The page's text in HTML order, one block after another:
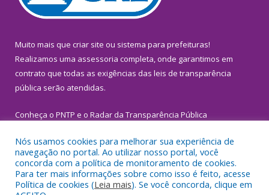
Muito mais que criar site ou sistema para prefeituras!
Realizamos uma assessoria completa, onde garantimos em
contrato que todas as exigências das leis de transparência
pública serão atendidas.
Conheça o PNTP e o Radar da Transparência Pública
Todos os direitos reservados a Prefeitura Municipal de
Inhangapi.
Nós usamos cookies para melhorar sua experiência de
navegação no portal. Ao utilizar nosso portal, você
concorda com a política de monitoramento de cookies.
Para ter mais informações sobre como isso é feito, acesse
Política de cookies (Leia mais). Se você concorda, clique em